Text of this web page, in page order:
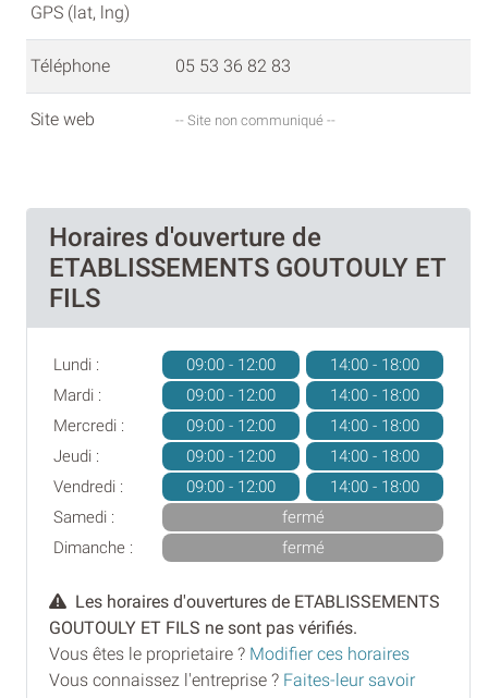
GPS (lat, lng)
Téléphone 05 53 36 82 83
Site web -- Site non communiqué --
Horaires d'ouverture de
ETABLISSEMENTS GOUTOULY ET
FILS
Lundi : 09:00 - 12:00
14:00 - 18:00
Mardi :
09:00 - 12:00
14:00 - 18:00
Mercredi :
09:00 - 12:00
14:00 - 18:00
Jeudi :
09:00 - 12:00
14:00 - 18:00
Vendredi :
09:00 - 12:00
14:00 - 18:00
Samedi :
fermé
Dimanche :
fermé
Les horaires d'ouvertures de ETABLISSEMENTS
GOUTOULY ET FILS ne sont pas vérifiés.
Vous êtes le proprietaire ? Modifier ces horaires
Vous connaissez l'entreprise ? Faites-leur savoir